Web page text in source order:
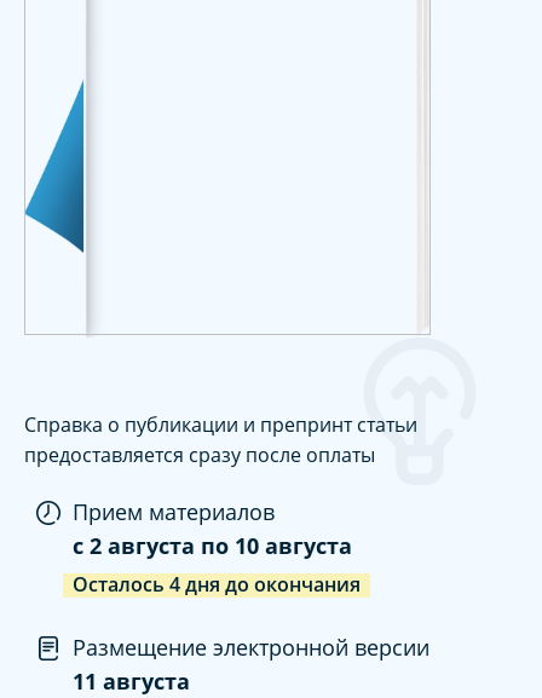
Справка о публикации и препринт статьи
предоставляется сразу после оплаты
Прием материалов
c 2 августа по 10 августа
Осталось 4дня до окончания
Размещение электронной версии
11 августа